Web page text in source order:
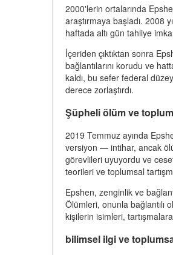
2000'lerin ortalarında
araştırmaya başladı. 2008
haftada altı gün tahliye
İçeriden çıktıktan sonra
bağlantılarını korudu ve
kaldı, bu sefer federal
derece zorlaştırdı.
Şüpheli ölüm ve
2019 Temmuz ayında
versiyon — intihar, ancak
görevlileri uyuyordu ve
teorileri ve toplumsal
Epshen, zenginlik ve
Ölümleri, onunla bağlantılı
kişilerin isimleri,
bilimsel ilgi ve